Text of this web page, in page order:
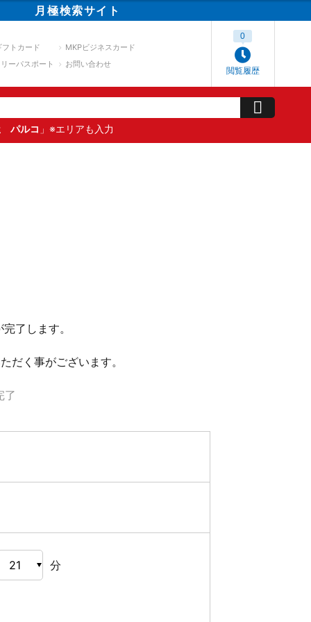
月極検索サイト
フトカード
MKPビジネスカード
ーパスポート
お問い合わせ
閲覧履歴
0
パルコ 」※エリアも入力
了します。
だく事がございます。
了
分